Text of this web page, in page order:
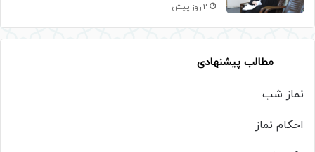
2 روز پیش
مطالب پیشنهادی
نماز شب
احکام نماز